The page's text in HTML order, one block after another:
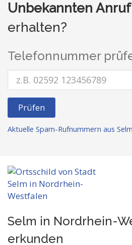
Unbekannten Anruf
erhalten?
Telefonnummer
Prüfen
Aktuelle Spam-Rufnummern aus Selm
Selm in Nordrhein-
erkunden